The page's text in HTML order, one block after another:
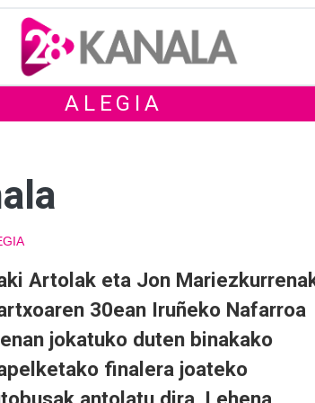
ALEGIA
Artolak eta Jon
30ean Iruñeko Nafarroa
jokatuko duten binakako
finalera joateko